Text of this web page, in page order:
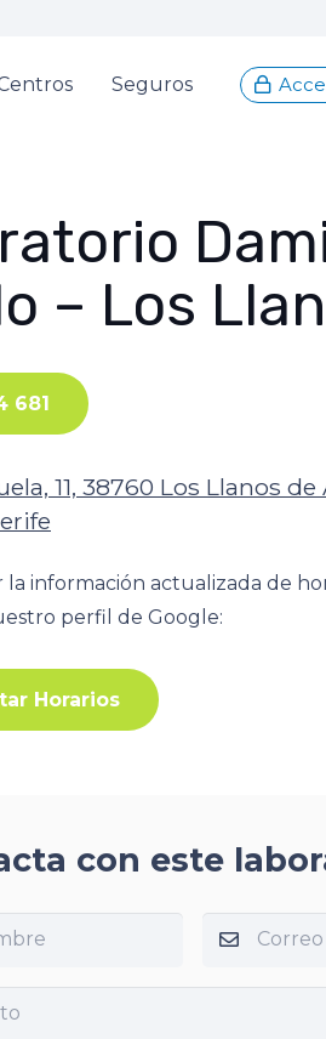
Seguros
– Los
681
11, 38760 Los Llanos
la información actualizada de
perfil de Google:
Horarios
con este